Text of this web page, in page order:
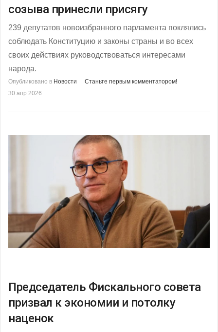
созыва принесли присягу
239 депутатов новоизбранного парламента поклялись
соблюдать Конституцию и законы страны и во всех
своих действиях руководствоваться интересами
народа.
Опубликовано в Новости
Станьте первым комментатором!
30 апр 2026
Председатель Фискального совета
призвал к экономии и потолку
наценок